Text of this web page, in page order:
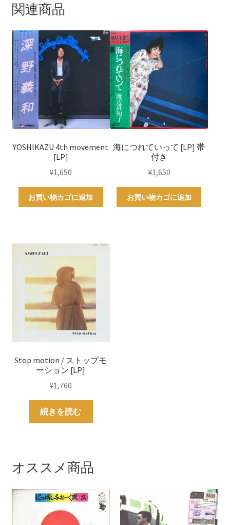
関連商品
YOSHIKAZU 4th movement
[LP]
¥1,650
お買い物カゴに追加
海につれていって [LP] 帯
付き
¥1,650
お買い物カゴに追加
Stop motion / ストップモ
ーション [LP]
¥1,760
続きを読む
オススメ商品